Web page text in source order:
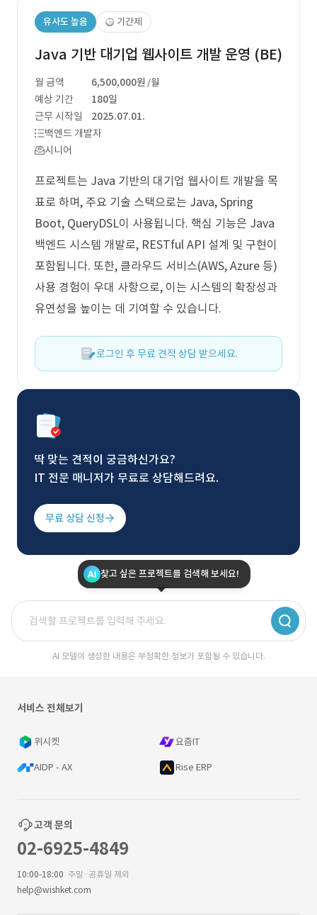
유사도 높음 기간제
Java 기반 대기업 웹사이트 개발 운영 (BE)
월 금액 6,500,000원 /월
예상 기간
180일
근무 시작일
2025.07.01.
백엔드 개발자
시니어
프로젝트는 Java 기반의 대기업 웹사이트 개발을 목
표로 하며, 주요 기술 스택으로는 Java, Spring
Boot, QueryDSL이 사용됩니다. 핵심 기능은 Java
백엔드 시스템 개발로, RESTful API 설계 및 구현이
포함됩니다. 또한, 클라우드 서비스(AWS, Azure 등)
사용 경험이 우대 사항으로, 이는 시스템의 확장성과
유연성을 높이는 데 기여할 수 있습니다.
로그인 후 무료 견적 상담 받으세요.
딱 맞는 견적이 궁금하신가요?
IT 전문 매니저가 무료로 상담해드려요.
무료 상담 신청
찾고 싶은 프로젝트를 검색해 보세요!
AI 모델이 생성한 내용은 부정확한 정보가 포함될 수 있습니다.
서비스 전체보기
위시켓 요즘IT
AIDP - AX Rise ERP
고객 문의
02-6925-4849
10:00-18:00 주말·공휴일 제외
help@wishket.com